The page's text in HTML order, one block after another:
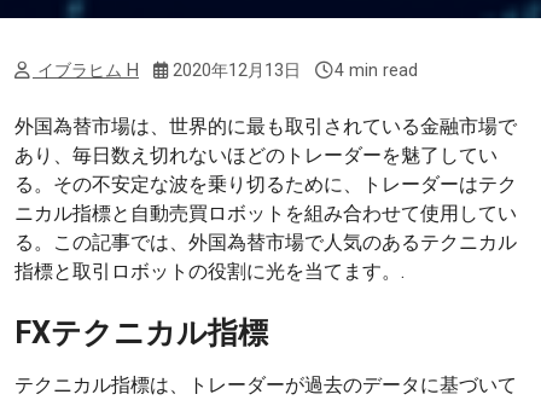
イブラヒム H 2020年12月13日 4 min read
外国為替市場は、世界的に最も取引されている金融市場で
あり、毎日数え切れないほどのトレーダーを魅了してい
る。その不安定な波を乗り切るために、トレーダーはテク
ニカル指標と自動売買ロボットを組み合わせて使用してい
る。この記事では、外国為替市場で人気のあるテクニカル
指標と取引ロボットの役割に光を当てます。.
FXテクニカル指標
テクニカル指標は、トレーダーが過去のデータに基づいて